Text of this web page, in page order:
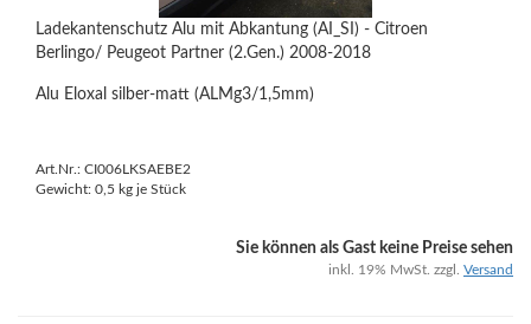
Ladekantenschutz Alu mit Abkantung (AI_SI) - Citroen
Berlingo/ Peugeot Partner (2.Gen.) 2008-2018
Alu Eloxal silber-matt (ALMg3/1,5mm)
Art.Nr.: CI006LKSAEBE2
Gewicht: 0,5 kg je Stück
Sie können als Gast keine Preise sehen
inkl. 19% MwSt. zzgl. Versand